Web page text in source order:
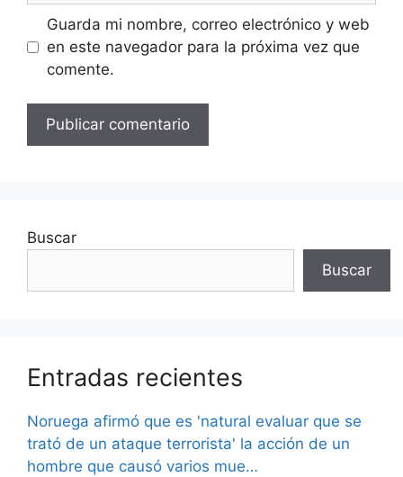
Guarda mi nombre, correo electrónico y web
en este navegador para la próxima vez que
comente.
Buscar
Buscar
Entradas recientes
Noruega afirmó que es 'natural evaluar que se
trató de un ataque terrorista' la acción de un
hombre que causó varios mue…